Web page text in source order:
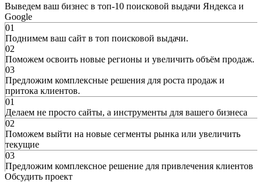
Выведем ваш бизнес в топ-10 поисковой выдачи Яндекса и
Google
01
Поднимем ваш сайт в топ поисковой выдачи.
02
Поможем освоить новые регионы и увеличить объём продаж.
03
Предложим комплексные решения для роста продаж и
притока клиентов.
01
Делаем не просто сайты, а инструменты для вашего бизнеса
02
Поможем выйти на новые сегменты рынка или увеличить
текущие
03
Предложим комплексное решение для привлечения клиентов
Обсудить проект